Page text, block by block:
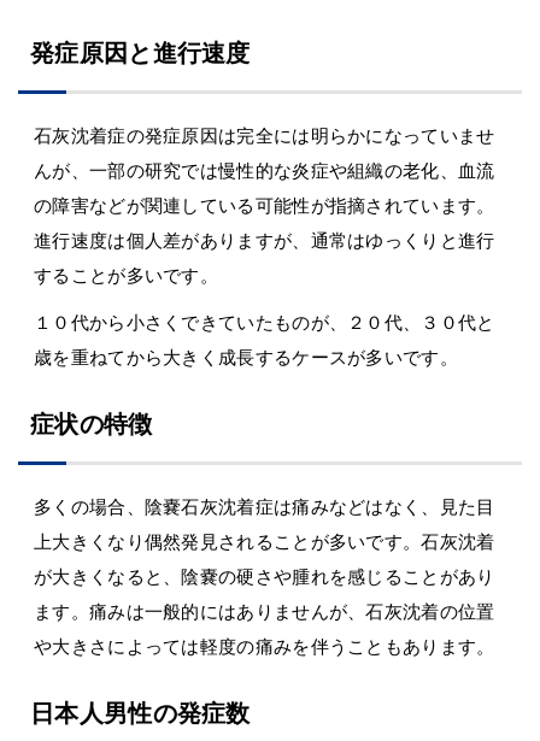
発症原因と進行速度
石灰沈着症の発症原因は完全には明らかになっていませ
んが、一部の研究では慢性的な炎症や組織の老化、血流
の障害などが関連している可能性が指摘されています。
進行速度は個人差がありますが、通常はゆっくりと進行
することが多いです。
１０代から小さくできていたものが、２０代、３０代と
歳を重ねてから大きく成長するケースが多いです。
症状の特徴
多くの場合、陰嚢石灰沈着症は痛みなどはなく、見た目
上大きくなり偶然発見されることが多いです。石灰沈着
が大きくなると、陰嚢の硬さや腫れを感じることがあり
ます。痛みは一般的にはありませんが、石灰沈着の位置
や大きさによっては軽度の痛みを伴うこともあります。
日本人男性の発症数